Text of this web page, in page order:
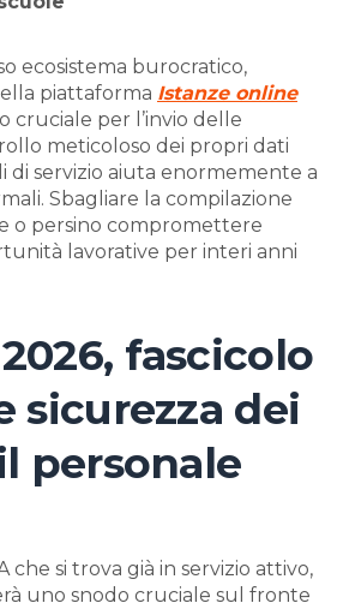
ecosistema burocratico,
piattaforma Istanze online
cruciale per l’invio delle
meticoloso dei propri dati
di servizio aiuta enormemente a
Sbagliare la compilazione
o persino compromettere
lavorative per interi anni
fascicolo
sicurezza dei
personale
che si trova già in servizio attivo,
uno snodo cruciale sul fronte